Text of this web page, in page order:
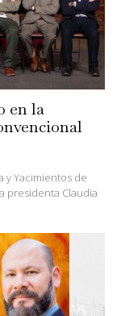
en la
y Yacimientos de
presidenta Claudia